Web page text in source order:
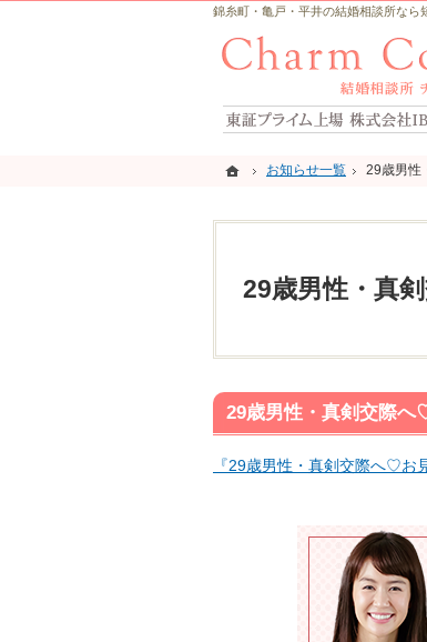
ホーム
お知らせ一覧 29歳男性
29歳男性・真
錦糸町・亀戸・平井の結婚相談所なら
29歳男性・真剣交際へ
『29歳男性・真剣交際へ♡お
ホーム
お知らせ一覧 29歳男性